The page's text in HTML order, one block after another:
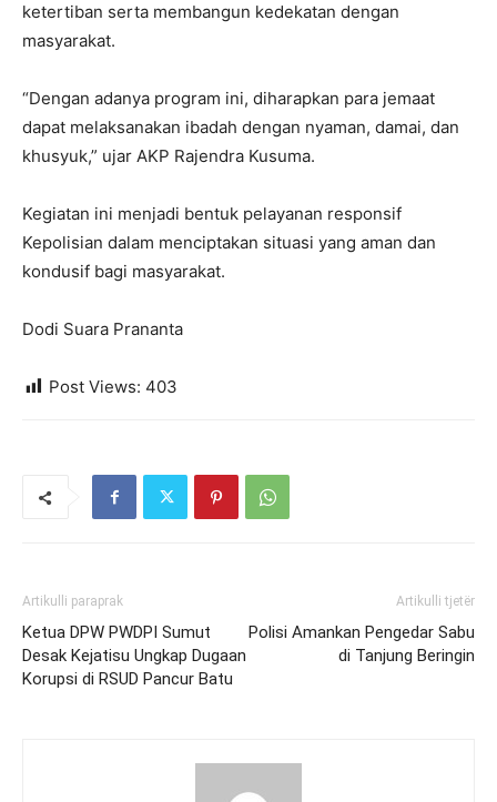
ketertiban serta membangun kedekatan dengan
masyarakat.
“Dengan adanya program ini, diharapkan para jemaat
dapat melaksanakan ibadah dengan nyaman, damai, dan
khusyuk,” ujar AKP Rajendra Kusuma.
Kegiatan ini menjadi bentuk pelayanan responsif
Kepolisian dalam menciptakan situasi yang aman dan
kondusif bagi masyarakat.
Dodi Suara Prananta
Post Views: 403
Artikulli paraprak
Ketua DPW PWDPI Sumut
Desak Kejatisu Ungkap Dugaan
Korupsi di RSUD Pancur Batu
Artikulli tjetër
Polisi Amankan Pengedar Sabu
di Tanjung Beringin